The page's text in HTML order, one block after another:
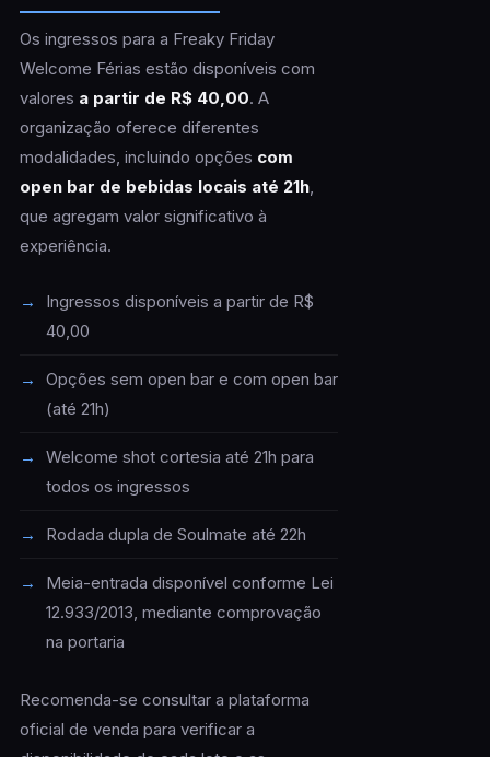
Os ingressos para a Freaky Friday
Welcome Férias estão disponíveis com
valores a partir de R$ 40,00. A
organização oferece diferentes
modalidades, incluindo opções com
open bar de bebidas locais até 21h,
que agregam valor significativo à
experiência.
Ingressos disponíveis a partir de R$
40,00
Opções sem open bar e com open bar
(até 21h)
Welcome shot cortesia até 21h para
todos os ingressos
Rodada dupla de Soulmate até 22h
Meia-entrada disponível conforme Lei
12.933/2013, mediante comprovação
na portaria
Recomenda-se consultar a plataforma
oficial de venda para verificar a